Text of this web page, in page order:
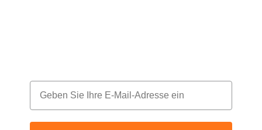
Email